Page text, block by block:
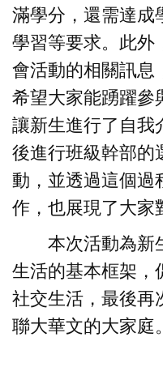
滿學分，還需達成
學習等要求。此外
會活動的相關訊息
希望大家能踴躍參
讓新生進行了自我
後進行班級幹部的
動，並透過這個過
作，也展現了大家
本次活動為新
生活的基本框架，
社交生活，最後再
聯大華文的大家庭。